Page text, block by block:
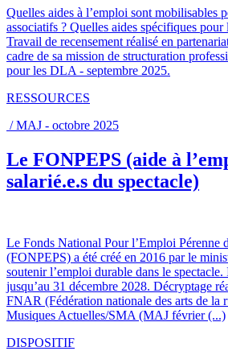
Quelles aides à l’emploi sont mobilisables
associatifs ? Quelles aides spécifiques pour
Travail de recensement réalisé en
cadre de sa mission de structuration
pour les DLA - septembre 2025.
RESSOURCES
/ MAJ - octobre 2025
Le FONPEPS (aide à
salarié.e.s du spectacle)
Le Fonds National Pour l’Emploi Pérenne
(FONPEPS) a été créé en 2016 par le
soutenir l’emploi durable dans le
jusqu’au 31 décembre 2028. Décryptage
FNAR (Fédération nationale des arts de la
Musiques Actuelles/SMA (MAJ février (...)
DISPOSITIF